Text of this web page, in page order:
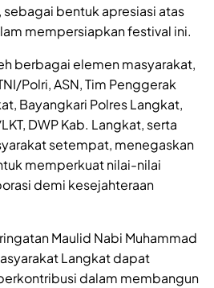
bentuk apresiasi atas
mempersiapkan festival ini.
berbagai elemen masyarakat,
Polri, ASN, Tim Penggerak
Bayangkari Polres Langkat,
DWP Kab. Langkat, serta
setempat, menegaskan
memperkuat nilai-nilai
demi kesejahteraan
Maulid Nabi Muhammad
Langkat dapat
dalam membangun